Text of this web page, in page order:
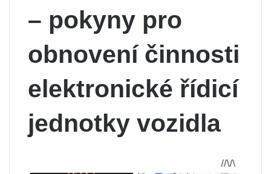
– pokyny pro
obnovení činnosti
elektronické řídicí
jednotky vozidla